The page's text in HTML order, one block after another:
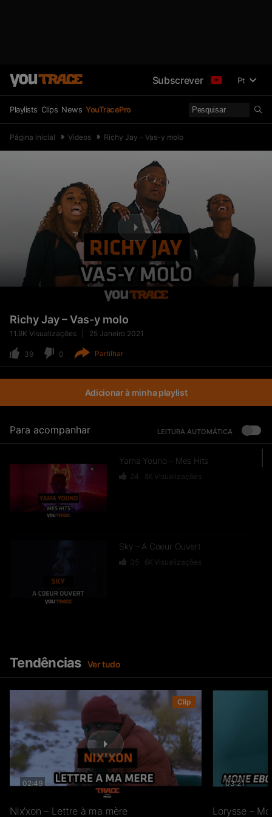
Subscrever Pt
Playlists Clips News YouTracePro
Página inicial Videos Richy Jay – Vas-y molo
Richy Jay – Vas-y molo
11.9K Visualizações 25 Janeiro 2021
39 0 Partilhar
Adicionar à minha playlist
Para acompanhar LEITURA AUTOMÁTICA
Yama Youno – Mes Hits
24 8K Visualizações
Sky – A Coeur Ouvert
35 6K Visualizações
GKBL – Bella Makossa
75 11.2K Visualizações
Freezy Boy – Ndombolo
Tendências Ver tudo
02:49
Clip
Nix’xon – Lettre à ma mère
03:21
Lorysse –